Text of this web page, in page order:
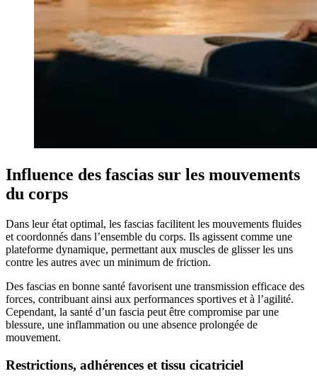
Influence des fascias sur les mouvements
du corps
Dans leur état optimal, les fascias facilitent les mouvements fluides
et coordonnés dans l’ensemble du corps. Ils agissent comme une
plateforme dynamique, permettant aux muscles de glisser les uns
contre les autres avec un minimum de friction.
Des fascias en bonne santé favorisent une transmission efficace des
forces, contribuant ainsi aux performances sportives et à l’agilité.
Cependant, la santé d’un fascia peut être compromise par une
blessure, une inflammation ou une absence prolongée de
mouvement.
Restrictions, adhérences et tissu cicatriciel